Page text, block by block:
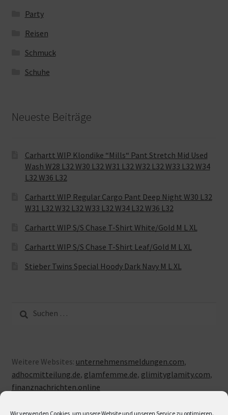
Wir verwenden Cookies, um unsere Website und unseren Service zu optimieren.
Party
Reisen
Schmuck
Schuhe
Neueste Beiträge
Carhartt WIP Klondike “Mills“ Pant Stretch Mid Used
Wash W28 L32 W30 L32 W31 L32 W32 L32 W33 L32 W34
L32 W36 L32
Carhartt WIP Regular Cargo Pant Deep Night W30 L32
W31 L32 W32 L32 W33 L32 W34 L32 W36 L32
Carhartt WIP S/S Chase T-Shirt White/Gold M L XL
Carhartt WIP S/S Chase T-Shirt Leaf/Gold M L XL
Stieber Twins Special Hoody Dark Navy M L XL
nach:
Weitere Websites: unternehmensmeldungen.com,
adhocmitteilung.de, glamfemme.de, glimityglamity.com,
finanznachrichten.online